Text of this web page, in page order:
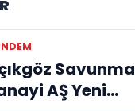
Savunma
AŞ Yeni